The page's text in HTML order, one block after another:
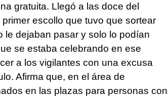
gratuita. Llegó a las doce del
escollo que tuvo que sortear
le dejaban pasar y solo lo podían
se estaba celebrando en ese
a los vigilantes con una excusa
Afirma que, en el área de
en las plazas para personas con